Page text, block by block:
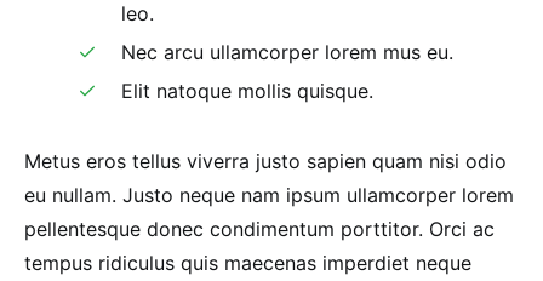
leo.
Nec arcu ullamcorper lorem mus eu.
Elit natoque mollis quisque.
Metus eros tellus viverra justo sapien quam nisi odio
eu nullam. Justo neque nam ipsum ullamcorper lorem
pellentesque donec condimentum porttitor. Orci ac
tempus ridiculus quis maecenas imperdiet neque